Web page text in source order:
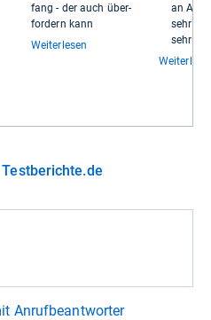
fang -​ der auch über­
for­dern kann
Weiterlesen
an
sehr
sehr
Anrufbeantworter